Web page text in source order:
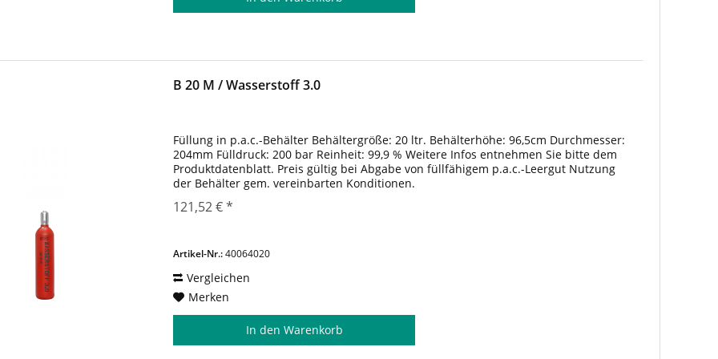
B 20 M / Wasserstoff 3.0
Füllung in p.a.c.-Behälter Behältergröße: 20 ltr. Behälterhöhe: 96,5cm Durchmesser:
204mm Fülldruck: 200 bar Reinheit: 99,9 % Weitere Infos entnehmen Sie bitte dem
Produktdatenblatt. Preis gültig bei Abgabe von füllfähigem p.a.c.-Leergut Nutzung
der Behälter gem. vereinbarten Konditionen.
121,52 € *
Artikel-Nr.:40064020
Vergleichen
Merken
In den Warenkorb